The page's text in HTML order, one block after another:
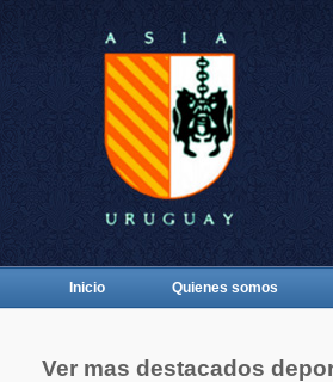
Inicio Quienes somos
Ver mas destacados